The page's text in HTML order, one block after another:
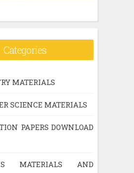
Categories
MATERIALS
SCIENCE MATERIALS
PAPERS DOWNLOAD
MATERIALS AND